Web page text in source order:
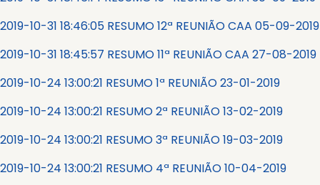
2019-10-31 18:46:05 RESUMO 12ª REUNIÃO CAA 05-09-2019
2019-10-31 18:45:57 RESUMO 11ª REUNIÃO CAA 27-08-2019
2019-10-24 13:00:21 RESUMO 1ª REUNIÃO 23-01-2019
2019-10-24 13:00:21 RESUMO 2ª REUNIÃO 13-02-2019
2019-10-24 13:00:21 RESUMO 3ª REUNIÃO 19-03-2019
2019-10-24 13:00:21 RESUMO 4ª REUNIÃO 10-04-2019